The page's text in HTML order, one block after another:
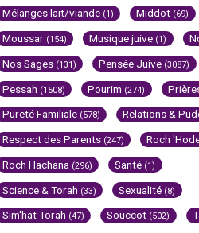
Mélanges lait/viande (1) Middot (69)
Moussar (154) Musique juive (1)
Nos Sages (131) Pensée Juive (3087)
Pessah (1508) Pourim (274)
Pureté Familiale (578) Relations &
Respect des Parents (247) Roch
Roch Hachana (296) Santé (1)
Science & Torah (33) Sexualité (8)
Sim'hat Torah (47) Souccot (502)